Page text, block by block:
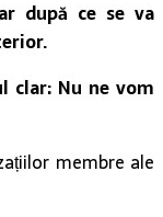
după ce se va
clar: Nu ne vom
membre ale